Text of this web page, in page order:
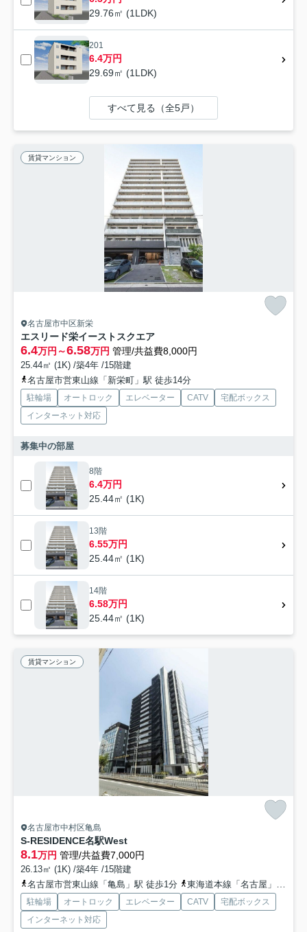
29.76㎡ (1LDK)
201
6.4万円
29.69㎡ (1LDK)
すべて見る（全5戸）
賃貸マンション
名古屋市中区新栄
エスリード栄イーストスクエア
6.4万円～6.58万円 管理/共益費8,000円
25.44㎡ (1K) /築4年 /15階建
名古屋市営東山線「新栄町」駅 徒歩14分
駐輪場 オートロック エレベーター CATV
宅配ボックス
インターネット対応
募集中の部屋
8階
6.4万円
25.44㎡ (1K)
13階
6.55万円
25.44㎡ (1K)
14階
6.58万円
25.44㎡ (1K)
賃貸マンション
名古屋市中村区亀島
S-RESIDENCE名駅West
8.1万円 管理/共益費7,000円
26.13㎡ (1K) /築4年 /15階建
名古屋市営東山線「亀島」駅 徒歩1分
東海道本線「名古屋」駅 徒歩11分
駐輪場 オートロック エレベーター CATV
宅配ボックス
インターネット対応